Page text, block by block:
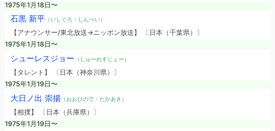
1975年1月18日〜
石黒 新平（いしぐろ・しんぺい）
【アナウンサー/東北放送→ニッポン放送】 〔日本（千葉県）〕
1975年1月18日〜
シューレスジョー （しゅーれすじょー）
【タレント】 〔日本（神奈川県）〕
1975年1月19日〜
大日ノ出 崇揚（おおひので・たかあき）
【相撲】 〔日本（兵庫県）〕
1975年1月19日〜